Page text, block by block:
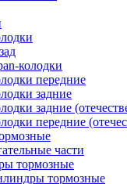
колодки
передние
задние
задние
передние
части
тормозные
тормозные